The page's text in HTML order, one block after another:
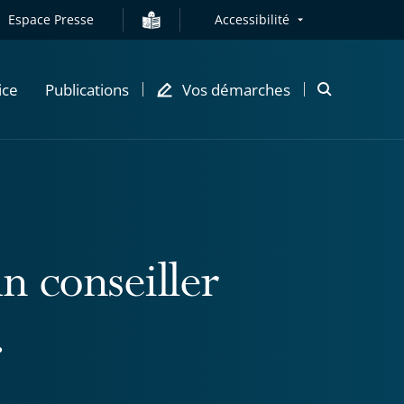
Espace Presse Accessibilité
Publications Vos démarches
Ouvrir
conseiller